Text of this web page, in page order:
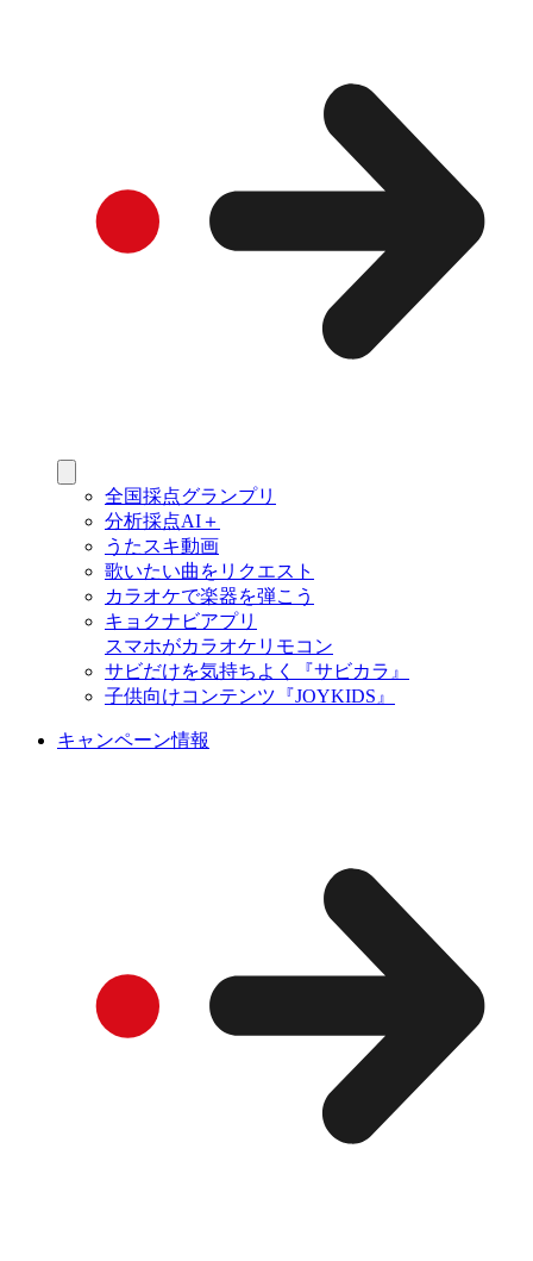
全国採点グランプリ
分析採点AI＋
うたスキ動画
歌いたい曲をリクエスト
カラオケで楽器を弾こう
キョクナビアプリ
スマホがカラオケリモコン
サビだけを気持ちよく『サビカラ』
子供向けコンテンツ『JOYKIDS』
キャンペーン情報